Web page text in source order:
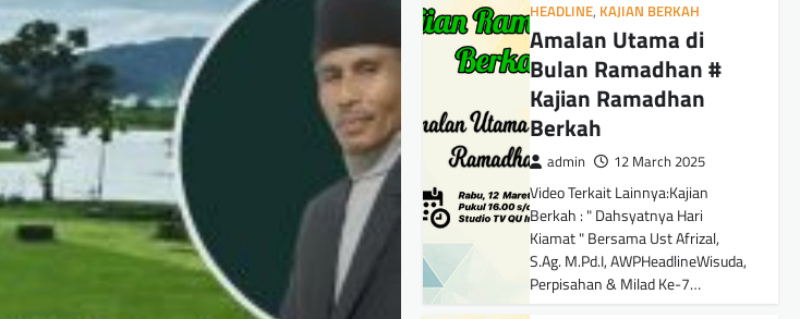
HEADLINE, KAJIAN BERKAH
Amalan Utama di
Bulan Ramadhan #
Kajian Ramadhan
Berkah
admin 12 March 2025
Video Terkait Lainnya:Kajian
Berkah : " Dahsyatnya Hari
Kiamat " Bersama Ust Afrizal,
S.Ag. M.Pd.I, AWPHeadlineWisuda,
Perpisahan & Milad Ke-7…